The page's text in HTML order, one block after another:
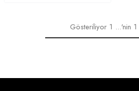
Gösteriliyor 1 ...'nin 1